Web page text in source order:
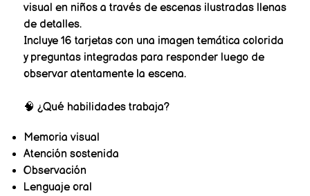
visual en niños a través de escenas ilustradas llenas
de detalles.
Incluye 16 tarjetas con una imagen temática colorida
y preguntas integradas para responder luego de
observar atentamente la escena.
🧠 ¿Qué habilidades trabaja?
Memoria visual
Atención sostenida
Observación
Lenguaje oral